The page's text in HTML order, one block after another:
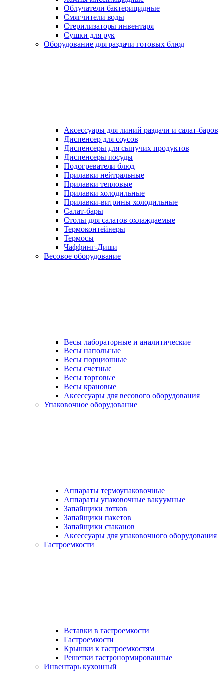
Облучатели бактерицидные
Смягчители воды
Стерилизаторы инвентаря
Сушки для рук
Оборудование для раздачи готовых блюд
Аксессуары для линий раздачи и салат-баров
Диспенсер для соусов
Диспенсеры для сыпучих продуктов
Диспенсеры посуды
Подогреватели блюд
Прилавки нейтральные
Прилавки тепловые
Прилавки холодильные
Прилавки-витрины холодильные
Салат-бары
Столы для салатов охлаждаемые
Термоконтейнеры
Термосы
Чаффинг-Диши
Весовое оборудование
Весы лабораторные и аналитические
Весы напольные
Весы порционные
Весы счетные
Весы торговые
Весы крановые
Аксессуары для весового оборудования
Упаковочное оборудование
Аппараты термоупаковочные
Аппараты упаковочные вакуумные
Запайщики лотков
Запайщики пакетов
Запайщики стаканов
Аксессуары для упаковочного оборудования
Гастроемкости
Вставки в гастроемкости
Гастроемкости
Крышки к гастроемкостям
Решетки гастронормированные
Инвентарь кухонный